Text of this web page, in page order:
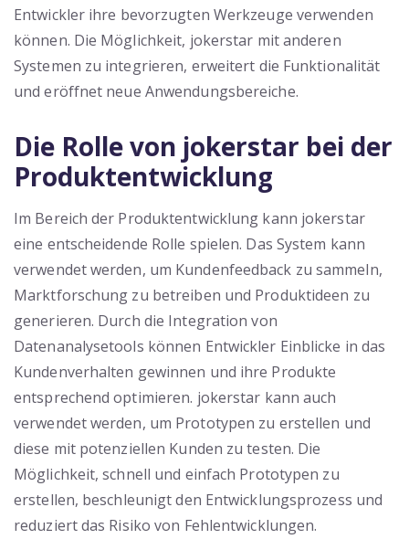
Entwickler ihre bevorzugten Werkzeuge verwenden
können. Die Möglichkeit, jokerstar mit anderen
Systemen zu integrieren, erweitert die Funktionalität
und eröffnet neue Anwendungsbereiche.
Die Rolle von jokerstar bei der
Produktentwicklung
Im Bereich der Produktentwicklung kann jokerstar
eine entscheidende Rolle spielen. Das System kann
verwendet werden, um Kundenfeedback zu sammeln,
Marktforschung zu betreiben und Produktideen zu
generieren. Durch die Integration von
Datenanalysetools können Entwickler Einblicke in das
Kundenverhalten gewinnen und ihre Produkte
entsprechend optimieren. jokerstar kann auch
verwendet werden, um Prototypen zu erstellen und
diese mit potenziellen Kunden zu testen. Die
Möglichkeit, schnell und einfach Prototypen zu
erstellen, beschleunigt den Entwicklungsprozess und
reduziert das Risiko von Fehlentwicklungen.